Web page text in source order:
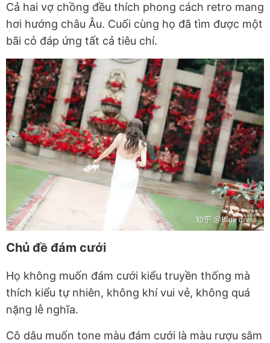
Cả hai vợ chồng đều thích phong cách retro mang
hơi hướng châu Âu. Cuối cùng họ đã tìm được một
bãi cỏ đáp ứng tất cả tiêu chí.
Chủ đề đám cưới
Họ không muốn đám cưới kiểu truyền thống mà
thích kiểu tự nhiên, không khí vui vẻ, không quá
nặng lễ nghĩa.
Cô dâu muốn tone màu đám cưới là màu rượu sâm